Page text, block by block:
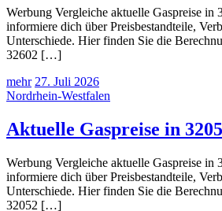
Werbung Vergleiche aktuelle Gaspreise in
informiere dich über Preisbestandteile,
Unterschiede. Hier finden Sie die
32602 […]
mehr 27. Juli 2026
Nordrhein-Westfalen
Aktuelle Gaspreise in
Werbung Vergleiche aktuelle Gaspreise in
informiere dich über Preisbestandteile,
Unterschiede. Hier finden Sie die
32052 […]